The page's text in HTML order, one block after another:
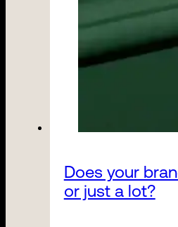
Does your
or just a lot?